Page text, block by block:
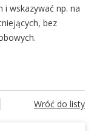
i wskazywać np. na
bez
Wróć do listy